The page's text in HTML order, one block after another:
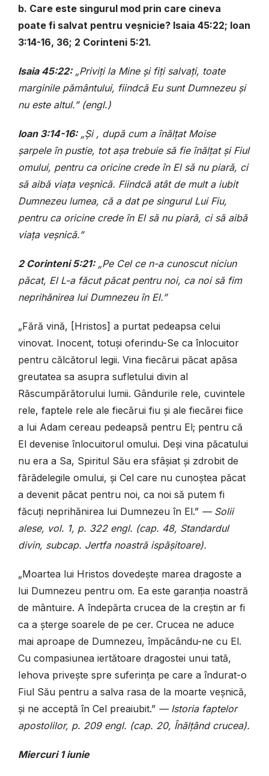
b. Care este singurul mod prin care cineva
poate fi salvat pentru veșnicie? Isaia 45:22; Ioan
3:14-16, 36; 2 Corinteni 5:21.
Isaia 45:22:„Priviți la Mine și fiți salvați, toate
marginile pământului, fiindcă Eu sunt Dumnezeu și
nu este altul.” (engl.)
Ioan 3:14-16:„Și , după cum a înălțat Moise
șarpele în pustie, tot așa trebuie să fie înălțat și Fiul
omului, pentru ca oricine crede în El să nu piară, ci
să aibă viața veșnică. Fiindcă atât de mult a iubit
Dumnezeu lumea, că a dat pe singurul Lui Fiu,
pentru ca oricine crede în El să nu piară, ci să aibă
viața veșnică.”
2 Corinteni 5:21:„Pe Cel ce n-a cunoscut niciun
păcat, El L-a făcut păcat pentru noi, ca noi să fim
neprihănirea lui Dumnezeu în El.”
„Fără vină, [Hristos] a purtat pedeapsa celui
vinovat. Inocent, totuși oferindu-Se ca înlocuitor
pentru călcătorul legii. Vina fiecărui păcat apăsa
greutatea sa asupra sufletului divin al
Răscumpărătorului lumii. Gândurile rele, cuvintele
rele, faptele rele ale fiecărui fiu și ale fiecărei fiice
a lui Adam cereau pedeapsă pentru El; pentru că
El devenise înlocuitorul omului. Deși vina păcatului
nu era a Sa, Spiritul Său era sfâșiat și zdrobit de
fărădelegile omului, și Cel care nu cunoștea păcat
a devenit păcat pentru noi, ca noi să putem fi
făcuți neprihănirea lui Dumnezeu în El.” — Solii
alese, vol. 1, p. 322 engl. (cap. 48, Standardul
divin, subcap. Jertfa noastră ispășitoare).
„Moartea lui Hristos dovedește marea dragoste a
lui Dumnezeu pentru om. Ea este garanția noastră
de mântuire. A îndepărta crucea de la creștin ar fi
ca a șterge soarele de pe cer. Crucea ne aduce
mai aproape de Dumnezeu, împăcându-ne cu El.
Cu compasiunea iertătoare dragostei unui tată,
Iehova privește spre suferința pe care a îndurat-o
Fiul Său pentru a salva rasa de la moarte veșnică,
și ne acceptă în Cel preaiubit.” — Istoria faptelor
apostolilor, p. 209 engl. (cap. 20, Înălțând crucea).
Miercuri 1 iunie